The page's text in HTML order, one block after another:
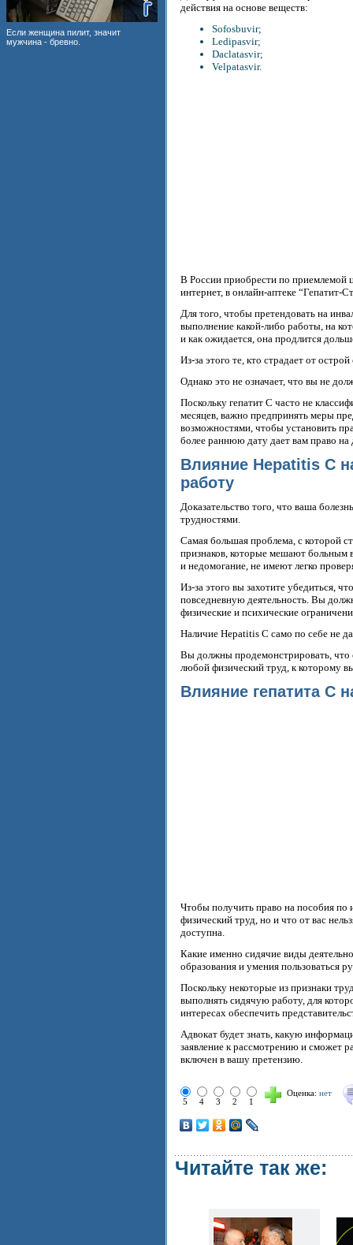
Если женщина пилит, значит
мужчина - бревно.
действия на основе веществ:
Sofosbuvir;
Ledipasvir;
Daclatasvir;
Velpatasvir.
В России приобрести по приемлемой
интернет, в онлайн-аптеке “Гепатит-
Для того, чтобы претендовать на
выполнение какой-либо работы, на
и как ожидается, она продлится
Из-за этого те, кто страдает от
Однако это не означает, что вы не
Поскольку гепатит С часто не
месяцев, важно предпринять меры
возможностями, чтобы установить
более раннюю дату дает вам право на
Влияние Hepatitis C
работу
Доказательство того, что ваша
трудностями.
Самая большая проблема, с которой
признаков, которые мешают больным
и недомогание, не имеют легко
Из-за этого вы захотите убедиться,
повседневную деятельность. Вы
физические и психические
Наличие Hepatitis C само по себе не
Вы должны продемонстрировать, что
любой физический труд, к которому
Влияние гепатита С
Чтобы получить право на пособия по
физический труд, но и что от вас
доступна.
Какие именно сидячие виды
образования и умения пользоваться
Поскольку некоторые из признаки
выполнять сидячую работу, для
интересах обеспечить
Адвокат будет знать, какую
заявление к рассмотрению и сможет
включен в вашу претензию.
5 4 3 2 1
Оценка: нет
Читайте так же: